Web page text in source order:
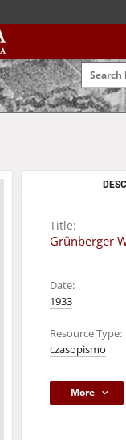
Title:
Grünberger
Date:
1933
Resource Type:
czasopismo
More